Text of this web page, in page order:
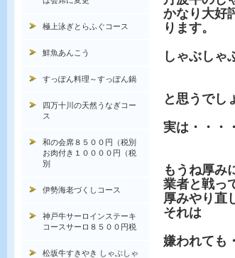
かなり大好
ります。
しゃぶしゃ
と思うでし
実は・・・・
もうね厚み
業者と戦っ
厚みやり直
それは
嫌われても
極上泳ぎとらふぐコース
鮮魚あんこう
すっぽん料理～すっぽん鍋
四万十川の天然うなぎコー
ス
和の会席８５００円（税別
お肉付き１００００円（税
別
伊勢海老づくしコース
神戸牛サーロインステーキ
コースサーロ８５００円税
松坂牛すきやき しゃぶしゃ